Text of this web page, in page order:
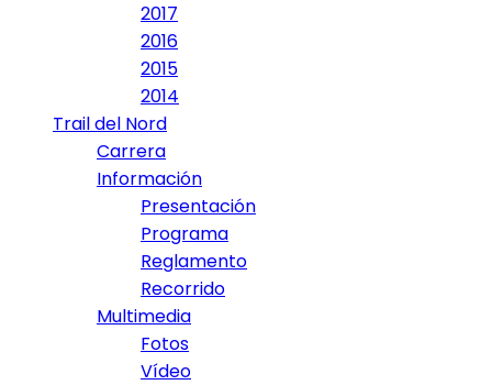
2017
2016
2015
2014
Trail del Nord
Carrera
Información
Presentación
Programa
Reglamento
Recorrido
Multimedia
Fotos
Vídeo